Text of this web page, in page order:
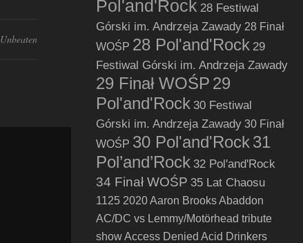
Unbeaten
Pol'and'Rock 28 Festiwal
Górski im. Andrzeja Zawady 28 Finał
WOŚP 28 Pol'and'Rock 29
Festiwal Górski im. Andrzeja Zawady
29 Finał WOŚP 29
Pol'and'Rock 30 Festiwal
Górski im. Andrzeja Zawady 30 Finał
WOŚP 30 Pol'and'Rock31
Pol’and’Rock 32 Pol'and'Rock
34 Finał WOŚP 35 Lat Chaosu
1125 2020Aaron BrooksAbaddon
AC/DC vs Lemmy/Motörhead tribute
showAccess Denied Acid Drinkers